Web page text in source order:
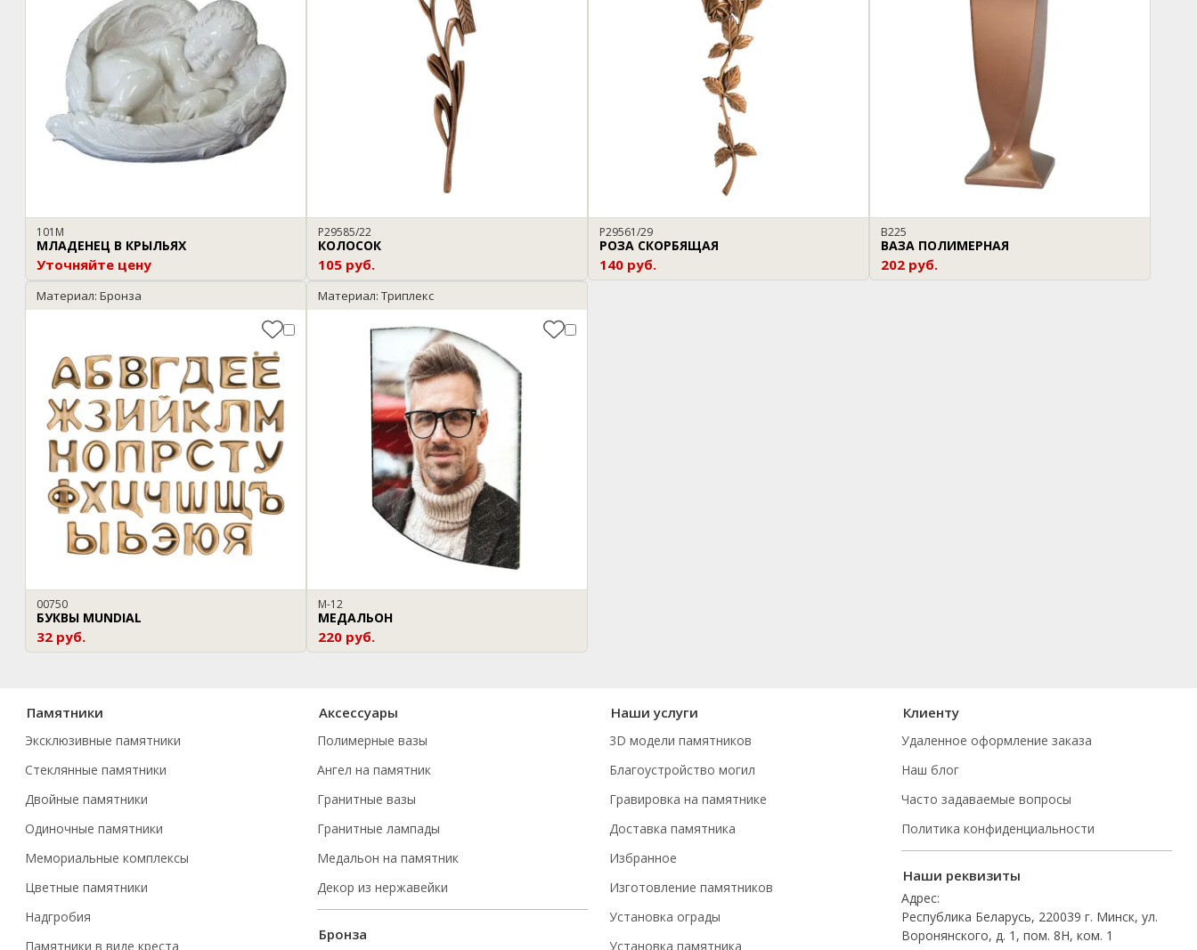
101М
МЛАДЕНЕЦ В КРЫЛЬЯХ
Уточняйте цену
P29585/22
КОЛОСОК
105 руб.
P29561/29
РОЗА СКОРБЯЩАЯ
140 руб.
В225
ВАЗА ПОЛИМЕРНАЯ
202 руб.
Материал: Бронза
00750
БУКВЫ MUNDIAL
32 руб.
Материал: Триплекс
М-12
МЕДАЛЬОН
220 руб.
Памятники
Эксклюзивные памятники
Стеклянные памятники
Двойные памятники
Одиночные памятники
Мемориальные комплексы
Цветные памятники
Надгробия
Памятники в виде креста
Аксессуары
Полимерные вазы
Ангел на памятник
Гранитные вазы
Гранитные лампады
Медальон на памятник
Декор из нержавейки
Бронза
Наши услуги
3D модели памятников
Благоустройство могил
Гравировка на памятнике
Доставка памятника
Избранное
Изготовление памятников
Установка ограды
Установка памятника
Клиенту
Удаленное оформление заказа
Наш блог
Часто задаваемые вопросы
Политика конфиденциальности
Наши реквизиты
Адрес:
Республика Беларусь, 220039 г. Минск, ул.
Воронянского, д. 1, пом. 8Н, ком. 1